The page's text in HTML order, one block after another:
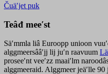
Čuäʹjet puk
Teâđ meeʹst
Säʹmmla liâ Euroopp unioon
alggmeersââʹjj lij juʹn raavuum
proseeʹnt veeʹzz maaiʹlm
alggmeeraid. Alggmeer jeäʹlle 90